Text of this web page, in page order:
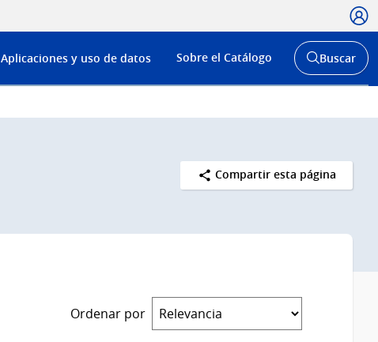
Menú
de
Aplicaciones y uso de datos Sobre el Catálogo
Abrir
buscador
Buscar
Compartir esta página
Ordenar por